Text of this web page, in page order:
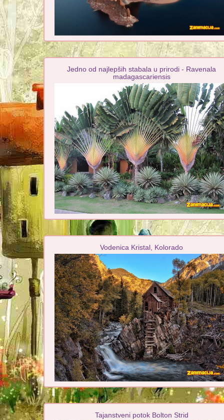
Jedno od najlepših stabala u prirodi - Ravenala
madagascariensis
Vodenica Kristal, Kolorado
Tajanstveni potok Bolton Strid